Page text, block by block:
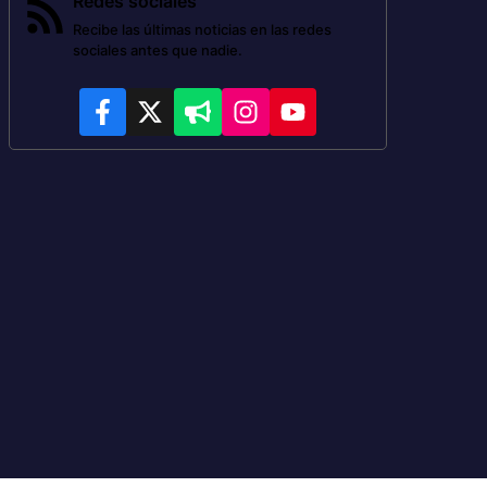
Recibe las últimas noticias en las redes
sociales antes que nadie.